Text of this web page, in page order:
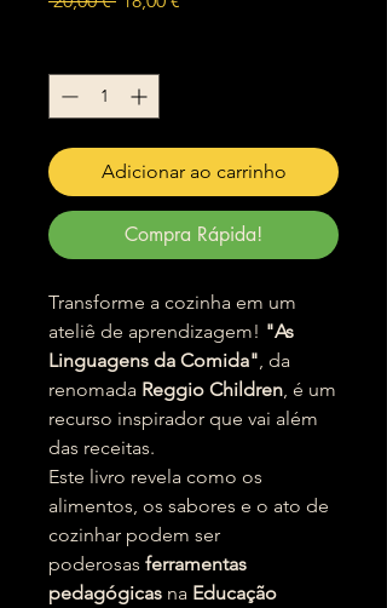
Adicionar ao carrinho
Compra Rápida!
Transforme a cozinha em um
ateliê de aprendizagem! "As
Linguagens da Comida", da
renomada Reggio Children, é um
recurso inspirador que vai além
das receitas.
Este livro revela como os
alimentos, os sabores e o ato de
cozinhar podem ser
poderosas ferramentas
pedagógicas na Educação